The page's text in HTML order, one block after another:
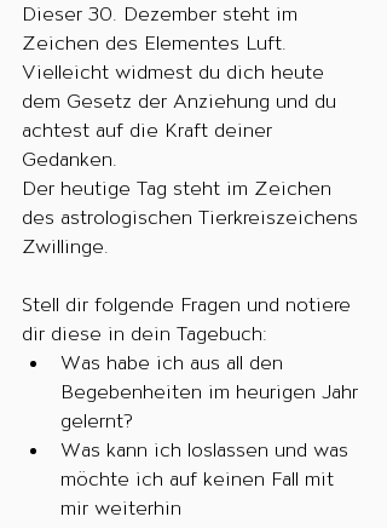
Dieser 30. Dezember steht im
Zeichen des Elementes Luft.
Vielleicht widmest du dich heute
dem Gesetz der Anziehung und du
achtest auf die Kraft deiner
Gedanken.
Der heutige Tag steht im Zeichen
des astrologischen Tierkreiszeichens
Zwillinge.
Stell dir folgende Fragen und notiere
dir diese in dein Tagebuch:
Was habe ich aus all den
Begebenheiten im heurigen Jahr
gelernt?
Was kann ich loslassen und was
möchte ich auf keinen Fall mit
mir weiterhin